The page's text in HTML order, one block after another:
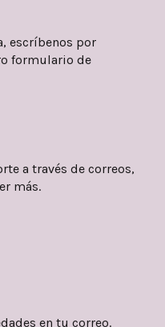
escríbenos por
formulario de
a través de correos,
más.
en tu correo.